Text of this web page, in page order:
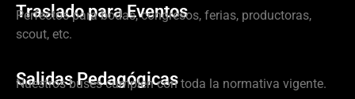
Traslado para Eventos
Perfectos para bodas, congresos, ferias, productoras,
scout, etc.
Salidas Pedagógicas
Nuestros buses cumplen con toda la normativa vigente.